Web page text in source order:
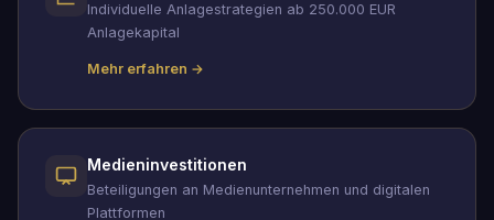
Individuelle Anlagestrategien ab 250.000 EUR
Anlagekapital
Mehr erfahren →
Medieninvestitionen
Beteiligungen an Medienunternehmen und digitalen
Plattformen